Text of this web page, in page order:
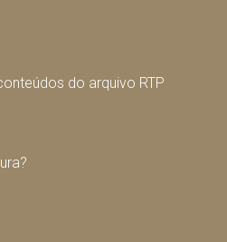
do arquivo RTP